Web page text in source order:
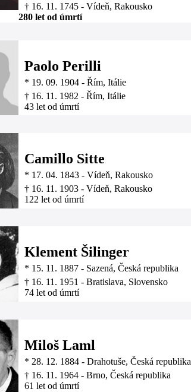
† 16. 11. 1745 - Vídeň, Rakousko
280 let od úmrtí
Paolo Perilli
* 19. 09. 1904 - Řím, Itálie
† 16. 11. 1982 - Řím, Itálie
43 let od úmrtí
Camillo Sitte
* 17. 04. 1843 - Vídeň, Rakousko
† 16. 11. 1903 - Vídeň, Rakousko
122 let od úmrtí
Klement Šilinger
* 15. 11. 1887 - Sazená, Česká republika
† 16. 11. 1951 - Bratislava, Slovensko
74 let od úmrtí
Miloš Laml
* 28. 12. 1884 - Drahotuše, Česká republika
† 16. 11. 1964 - Brno, Česká republika
61 let od úmrtí